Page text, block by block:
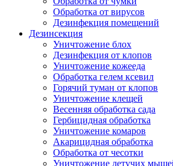
Обработка от вирусов
Дезинфекция помещений
Дезинсекция
Уничтожение блох
Дезинфекция от клопов
Уничтожение кожееда
Обработка гелем ксевил
Горячий туман от клопов
Уничтожение клещей
Весенняя обработка сада
Гербицидная обработка
Уничтожение комаров
Акарицидная обработка
Обработка от чесотки
Уничтожение летучих